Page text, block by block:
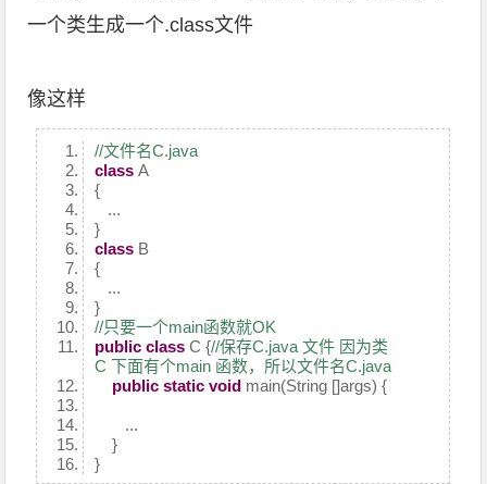
一个类生成一个.class文件
像这样
//文件名C.java
class A
{
...
}
class B
{
...
}
//只要一个main函数就OK
public class C {//保存C.java 文件 因为类
C 下面有个main 函数，所以文件名C.java
public static void main(String []args) {
...
}
}